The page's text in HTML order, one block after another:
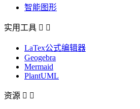
智能图形
实用工具  
LaTex公式编辑器
Geogebra
Mermaid
PlantUML
资源  